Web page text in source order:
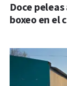
Doce
boxeo en el